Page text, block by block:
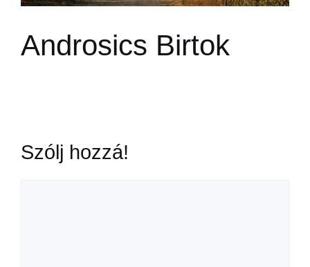
Androsics Birtok
Szólj hozzá!